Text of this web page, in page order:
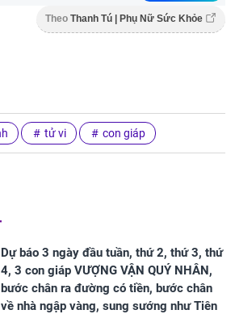
Theo Thanh Tú | Phụ Nữ Sức Khỏe
tử vi con giáp
Dự báo 3 ngày đầu tuần, thứ 2, thứ 3, thứ
4, 3 con giáp VƯỢNG VẬN QUÝ NHÂN,
bước chân ra đường có tiền, bước chân
về nhà ngập vàng, sung sướng như Tiên